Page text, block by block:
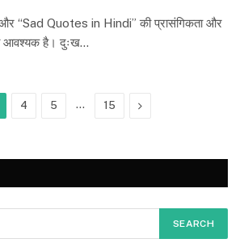
“Sad Quotes in Hindi” की प्रासंगिकता और
आवश्यक है। दुःख…
4 5 … 15 Next